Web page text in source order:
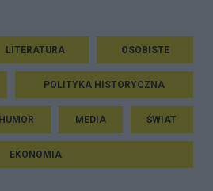
LITERATURA OSOBISTE
POLITYKA HISTORYCZNA
HUMOR MEDIA ŚWIAT
EKONOMIA